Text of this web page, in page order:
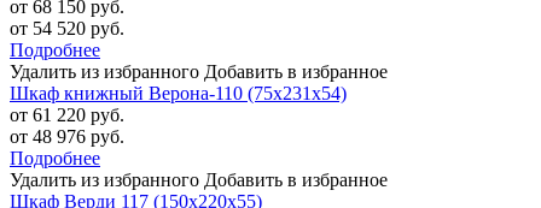
от 68 150 руб.
от 54 520 руб.
Подробнее
Удалить из избранного Добавить в избранное
Шкаф книжный Верона-110 (75х231х54)
от 61 220 руб.
от 48 976 руб.
Подробнее
Удалить из избранного Добавить в избранное
Шкаф Верди 117 (150х220х55)